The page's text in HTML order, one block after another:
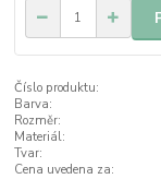
Číslo produktu:
Barva:
Rozměr:
Materiál:
Tvar:
Cena uvedena za: